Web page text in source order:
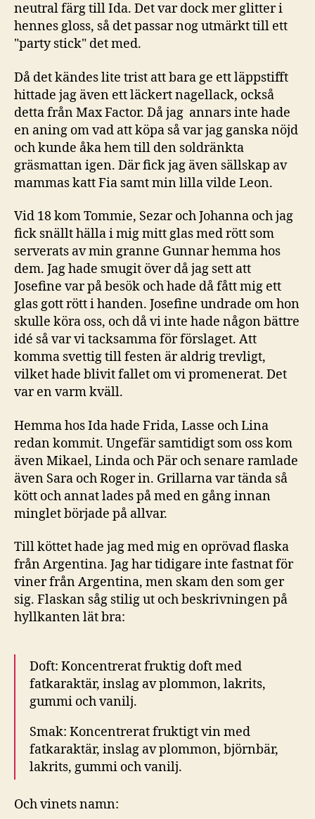
neutral färg till Ida. Det var dock mer glitter i
hennes gloss, så det passar nog utmärkt till ett
"party stick" det med.
Då det kändes lite trist att bara ge ett läppstifft
hittade jag även ett läckert nagellack, också
detta från Max Factor. Då jag annars inte hade
en aning om vad att köpa så var jag ganska nöjd
och kunde åka hem till den soldränkta
gräsmattan igen. Där fick jag även sällskap av
mammas katt Fia samt min lilla vilde Leon.
Vid 18 kom Tommie, Sezar och Johanna och jag
fick snällt hälla i mig mitt glas med rött som
serverats av min granne Gunnar hemma hos
dem. Jag hade smugit över då jag sett att
Josefine var på besök och hade då fått mig ett
glas gott rött i handen. Josefine undrade om hon
skulle köra oss, och då vi inte hade någon bättre
idé så var vi tacksamma för förslaget. Att
komma svettig till festen är aldrig trevligt,
vilket hade blivit fallet om vi promenerat. Det
var en varm kväll.
Hemma hos Ida hade Frida, Lasse och Lina
redan kommit. Ungefär samtidigt som oss kom
även Mikael, Linda och Pär och senare ramlade
även Sara och Roger in. Grillarna var tända så
kött och annat lades på med en gång innan
minglet började på allvar.
Till köttet hade jag med mig en oprövad flaska
från Argentina. Jag har tidigare inte fastnat för
viner från Argentina, men skam den som ger
sig. Flaskan såg stilig ut och beskrivningen på
hyllkanten lät bra:
Doft: Koncentrerat fruktig doft med
fatkaraktär, inslag av plommon, lakrits,
gummi och vanilj.
Smak: Koncentrerat fruktigt vin med
fatkaraktär, inslag av plommon, björnbär,
lakrits, gummi och vanilj.
Och vinets namn: